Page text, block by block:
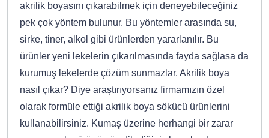
akrilik boyasını çıkarabilmek için deneyebileceğiniz
pek çok yöntem bulunur. Bu yöntemler arasında su,
sirke, tiner, alkol gibi ürünlerden yararlanılır. Bu
ürünler yeni lekelerin çıkarılmasında fayda sağlasa da
kurumuş lekelerde çözüm sunmazlar. Akrilik boya
nasıl çıkar? Diye araştırıyorsanız firmamızın özel
olarak formüle ettiği akrilik boya sökücü ürünlerini
kullanabilirsiniz. Kumaş üzerine herhangi bir zarar